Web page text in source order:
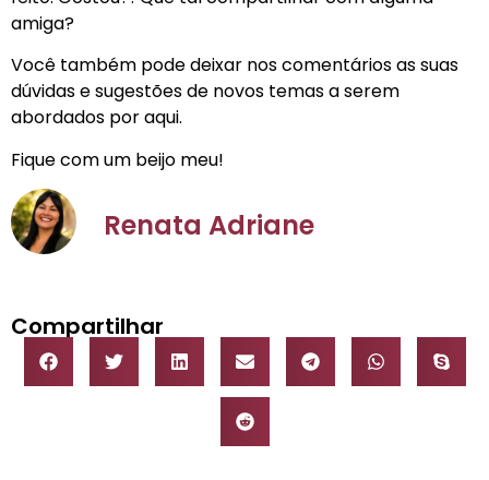
amiga?
Você também pode deixar nos comentários as suas
dúvidas e sugestões de novos temas a serem
abordados por aqui.
Fique com um beijo meu!
Renata Adriane
Compartilhar